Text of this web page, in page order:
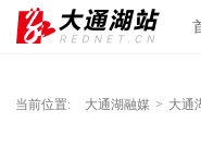
当前位置: 大通湖融媒 > 大通